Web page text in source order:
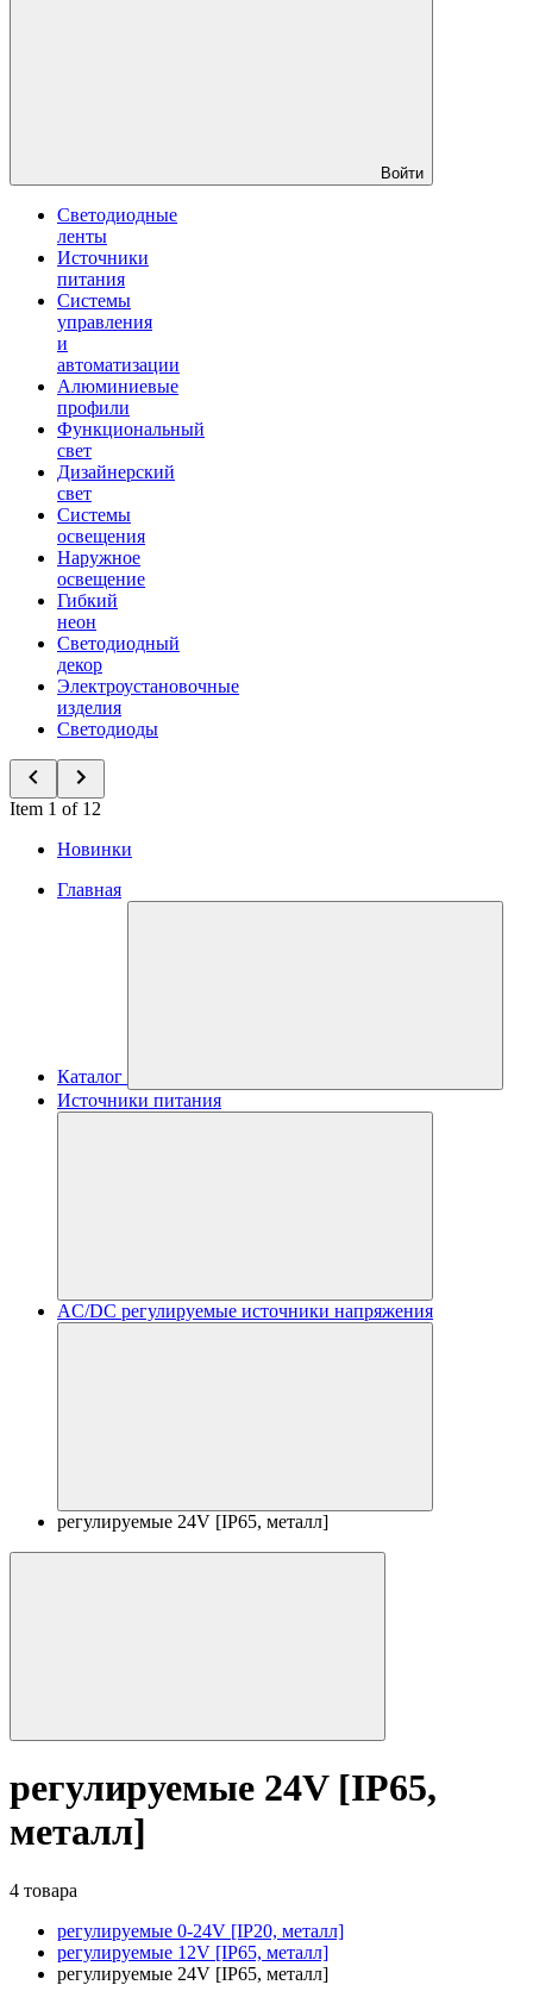
Войти
Светодиодные
ленты
Источники
питания
Системы
управления
и
автоматизации
Алюминиевые
профили
Функциональный
свет
Дизайнерский
свет
Системы
освещения
Наружное
освещение
Гибкий
неон
Светодиодный
декор
Электроустановочные
изделия
Светодиоды
Item 1 of 12
Новинки
Главная
Каталог
Источники питания
AC/DC регулируемые источники напряжения
регулируемые 24V [IP65, металл]
регулируемые 24V [IP65,
металл]
4 товара
регулируемые 0-24V [IP20, металл]
регулируемые 12V [IP65, металл]
регулируемые 24V [IP65, металл]